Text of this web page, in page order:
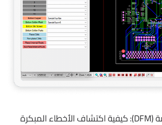
أدوات فحص التصنيع المتقدمة (DFM): كيفية اكتشاف الأخطاء المبكرة